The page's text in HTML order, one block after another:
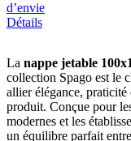
d’envie
Détails
La nappe jetable
collection Spago est le
allier élégance,
produit. Conçue pour
modernes et les
un équilibre parfait